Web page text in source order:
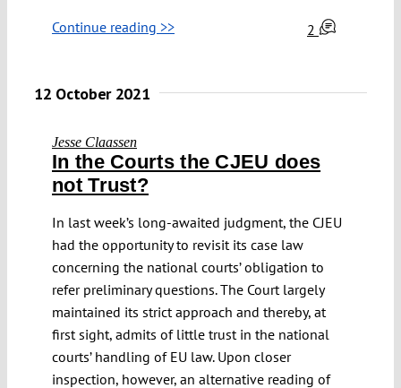
Continue reading >> 2
12 October 2021
Jesse Claassen
In the Courts the CJEU does
not Trust?
In last week’s long-awaited judgment, the CJEU
had the opportunity to revisit its case law
concerning the national courts’ obligation to
refer preliminary questions. The Court largely
maintained its strict approach and thereby, at
first sight, admits of little trust in the national
courts’ handling of EU law. Upon closer
inspection, however, an alternative reading of